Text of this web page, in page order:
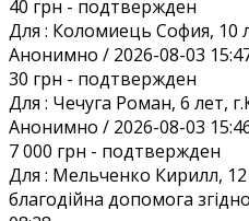
40 грн - подтвержден
Для : Коломиець София, 10
Анонимно / 2026-08-03
30 грн - подтвержден
Для : Чечуга Роман, 6 лет,
Анонимно / 2026-08-03
7 000 грн - подтвержден
Для : Мельченко Кирилл,
благодійна допомога